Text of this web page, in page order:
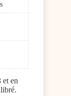
et en